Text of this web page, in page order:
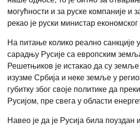
могућности и за руске компаније и
рекао је руски министар економског
На питање колико реално санкције
сарадњу Русије са европским
Решетњиков је истакао да су
изузме Србија и неке земље у
губитку због своје политике да
Русијом, пре свега у области
Навео је да је Русија била поуздан